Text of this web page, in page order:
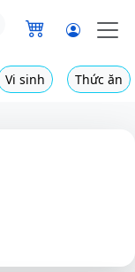
Vi sinh Thức ăn